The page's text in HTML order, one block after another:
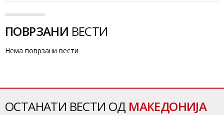
ПОВРЗАНИ ВЕСТИ
Нема поврзани вести
ОСТАНАТИ ВЕСТИ ОД МАКЕДОНИЈА